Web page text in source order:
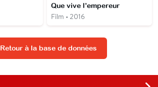
Que vive l’empereur
Film • 2016
Retour à la base de données